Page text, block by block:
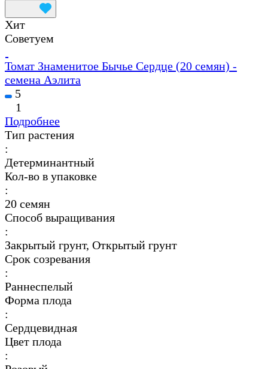
Хит
Советуем
Томат Знаменитое Бычье Сердце (20 семян) -
семена Аэлита
5
1
Подробнее
Тип растения
:
Детерминантный
Кол-во в упаковке
:
20 семян
Способ выращивания
:
Закрытый грунт, Открытый грунт
Срок созревания
:
Раннеспелый
Форма плода
:
Сердцевидная
Цвет плода
: